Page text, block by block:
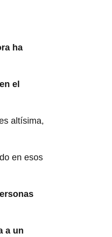
ha
el
altísima,
en esos
a un